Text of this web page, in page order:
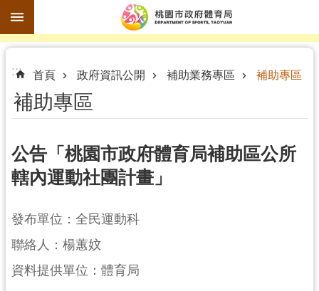
跳到主要內容區塊
進
階
搜
尋
訊
公
告
認
::: 首頁 政府資訊公開 補助業務專區 補助專區
補助專區
公告「桃園市政府體育局補助區公所
轄內運動社團計畫」
發布單位：全民運動科
聯絡人：楊蕙妏
資料提供單位：體育局